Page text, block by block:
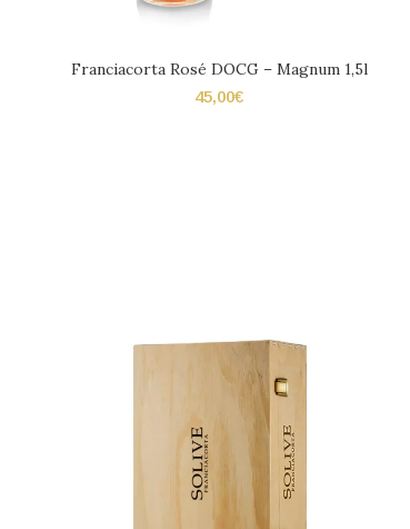
Franciacorta Rosé DOCG – Magnum 1,5l
45,00€